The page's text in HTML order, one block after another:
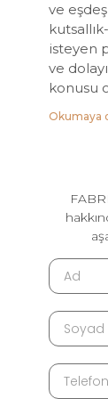
ve
isteyen
ve
konusu
Okumaya